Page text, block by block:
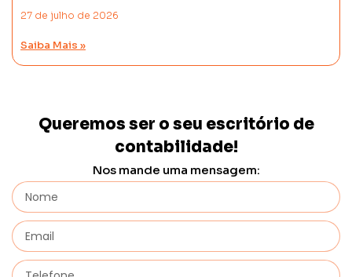
27 de julho de 2026
Saiba Mais »
Queremos ser o seu escritório de
contabilidade!
Nos mande uma mensagem: